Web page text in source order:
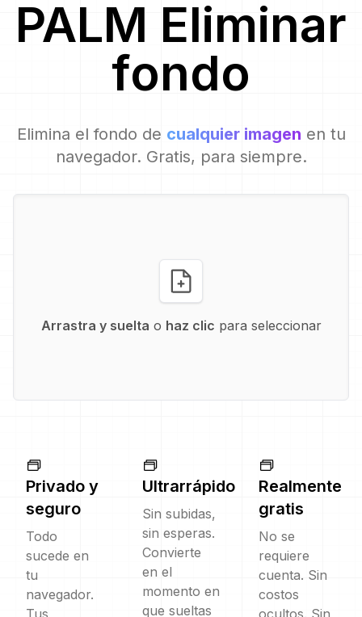
PALM Eliminar
fondo
Elimina el fondo de cualquier imagen en tu
navegador. Gratis, para siempre.
Arrastra y suelta o haz clic para seleccionar
Privado y
seguro
Todo
sucede en
tu
navegador.
Tus
Ultrarrápido
Sin subidas,
sin esperas.
Convierte
en el
momento en
que sueltas
Realmente
gratis
No se
requiere
cuenta. Sin
costos
ocultos. Sin